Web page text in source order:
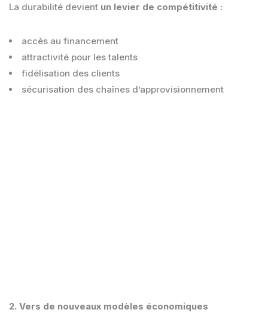
La durabilité devient un levier de compétitivité :
accès au financement
attractivité pour les talents
fidélisation des clients
sécurisation des chaînes d’approvisionnement
2. Vers de nouveaux modèles économiques